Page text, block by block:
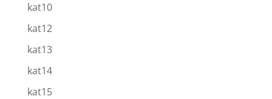
kat10
kat12
kat13
kat14
kat15